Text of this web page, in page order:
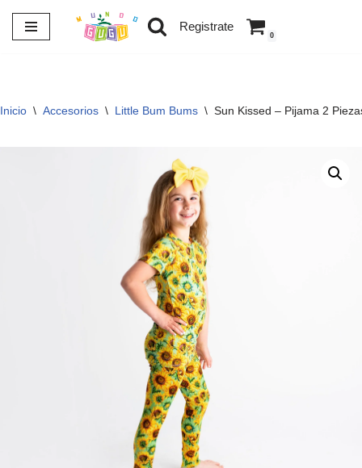
Saltar
Registrate
0
Inicio \ Accesorios \ Little Bum Bums \ Sun Kissed – Pijama 2